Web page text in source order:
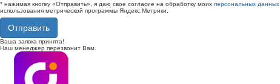
* нажимая кнопку «Отправить», я даю свое согласие на обработку моих персональных данных
использования метрической программы Яндекс.Метрики.
Отправить
Ваша заявка принята!
Наш менеджер перезвонит Вам.